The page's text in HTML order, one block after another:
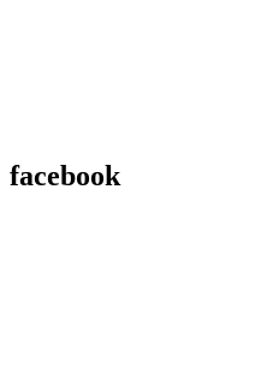
facebook